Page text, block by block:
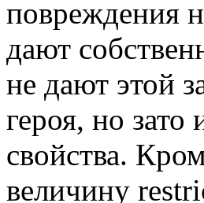
повреждения
дают
не дают этой
героя, но
свойства.
величину